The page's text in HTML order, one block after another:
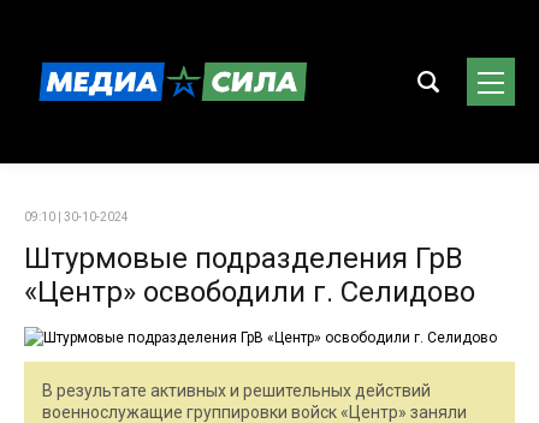
09:10 | 30-10-2024
Штурмовые подразделения ГрВ
«Центр» освободили г. Селидово
В результате активных и решительных действий
военнослужащие группировки войск «Центр» заняли